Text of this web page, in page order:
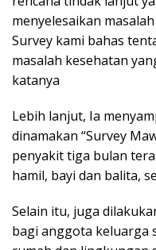
menyelesaikan
Survey kami bahas
masalah kesehatan
katanya
Lebih lanjut, Ia
dinamakan “Survey
penyakit tiga bulan
hamil, bayi dan balita,
Selain itu, juga
bagi anggota keluarga